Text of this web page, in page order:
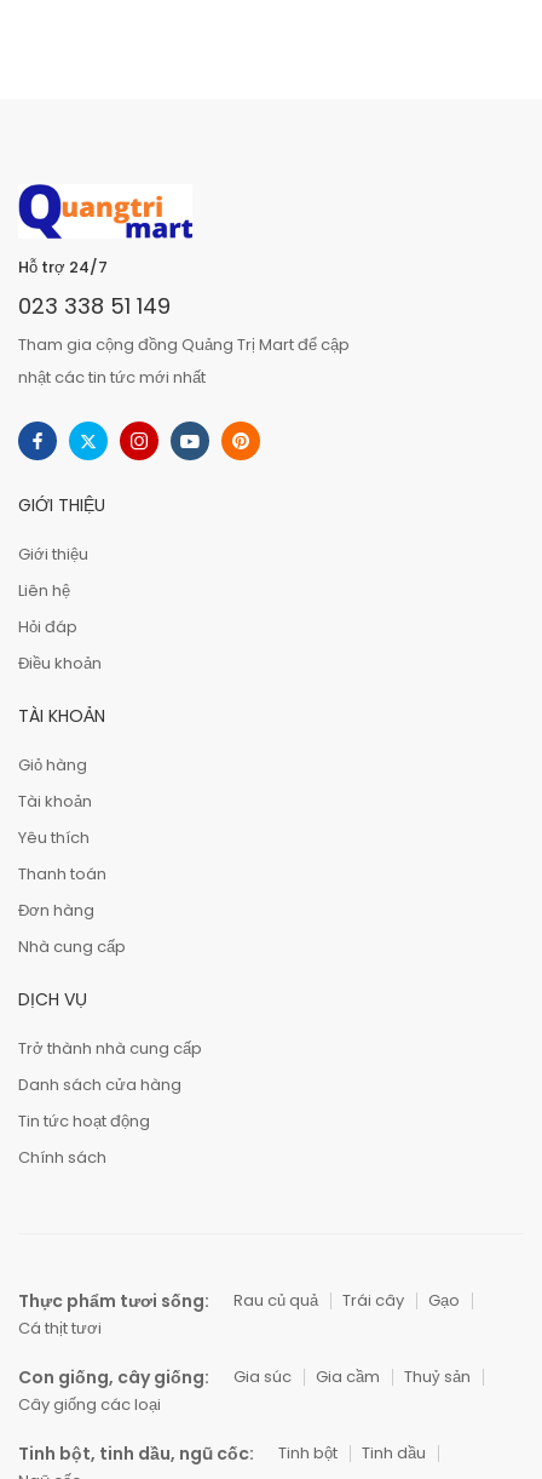
Hỗ trợ 24/7
023 338 51 149
Tham gia cộng đồng Quảng Trị Mart để cập
nhật các tin tức mới nhất
GIỚI THIỆU
Giới thiệu
Liên hệ
Hỏi đáp
Điều khoản
TÀI KHOẢN
Giỏ hàng
Tài khoản
Yêu thích
Thanh toán
Đơn hàng
Nhà cung cấp
DỊCH VỤ
Trở thành nhà cung cấp
Danh sách cửa hàng
Tin tức hoạt động
Chính sách
Thực phẩm tươi sống: Rau củ quả Trái cây
Gạo
Cá thịt tươi
Con giống, cây giống: Gia súc Gia cầm
Thuỷ sản
Cây giống các loại
Tinh bột, tinh dầu, ngũ cốc: Tinh bột
Tinh dầu